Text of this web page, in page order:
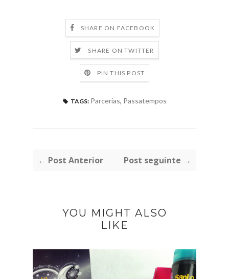
SHARE ON FACEBOOK
SHARE ON TWITTER
PIN THIS POST
TAGS: Parcerias, Passatempos
← Post Anterior Post seguinte →
YOU MIGHT ALSO
LIKE